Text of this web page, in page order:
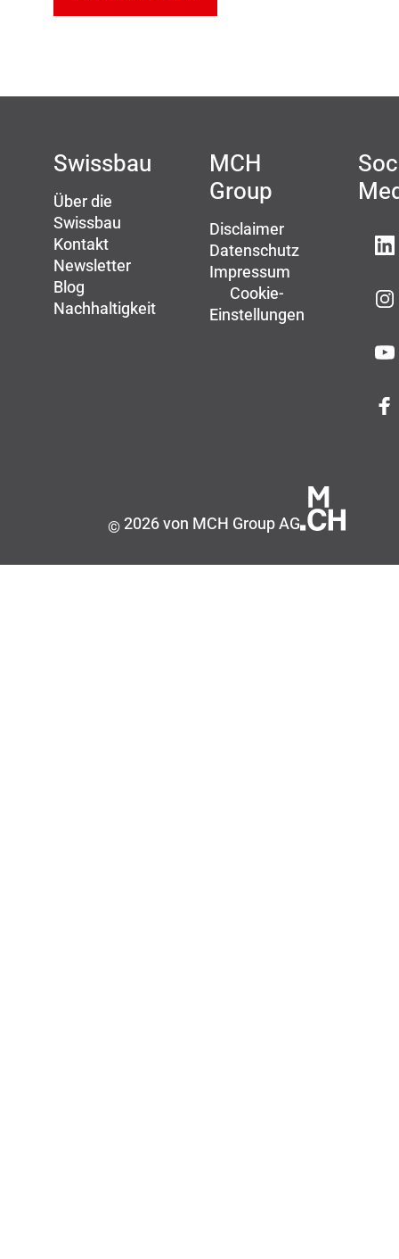
Swissbau
Über die
Swissbau
Kontakt
Newsletter
Blog
Nachhaltigkeit
MCH
Group
Disclaimer
Datenschutz
Impressum
Cookie-
Einstellungen
©2026 von MCH Group AG